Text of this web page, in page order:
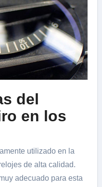
del
en los
utilizado en la
de alta calidad.
adecuado para esta